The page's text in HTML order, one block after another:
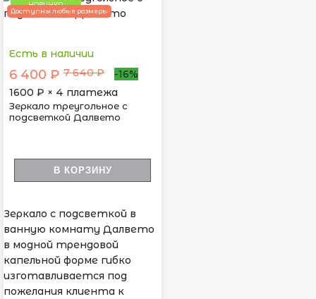
НОВИНКА
Доступны любые размеры
Есть в наличии
6 400 ₽ 7 640 ₽
-16%
1600 ₽ × 4 платежа
Зеркало треугольное с
подсветкой Далвето
В КОРЗИНУ
Зеркало с подсветкой в
ванную комнату Далвето
в модной трендовой
капельной форме гибко
изготавливается под
пожелания клиента к